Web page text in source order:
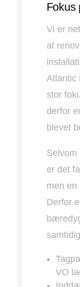
Fokus
Vi er
at
Atlantic
stor
derfor
blevet
Selvom
er det
men
Derfor
VO